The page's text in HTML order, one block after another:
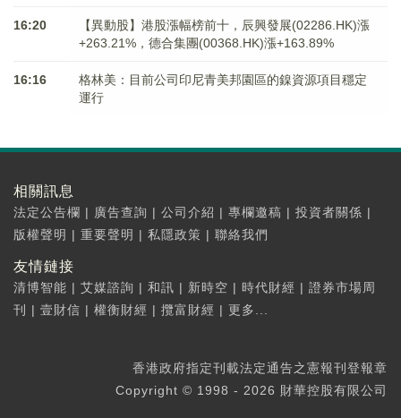
16:20
【異動股】港股漲幅榜前十，辰興發展(02286.HK)漲
+263.21%，德合集團(00368.HK)漲+163.89%
16:16
格林美：目前公司印尼青美邦園區的鎳資源項目穩定
運行
相關訊息
法定公告欄 | 廣告查詢 | 公司介紹 | 專欄邀稿 | 投資者關係 |
版權聲明 | 重要聲明 | 私隱政策 | 聯絡我們
友情鏈接
清博智能 | 艾媒諮詢 | 和訊 | 新時空 | 時代財經 | 證券市場周
刊
| 壹財信 | 權衡財經 | 攬富財經 | 更多...
香港政府指定刊載法定通告之憲報刊登報章
Copyright © 1998 - 2026 財華控股有限公司